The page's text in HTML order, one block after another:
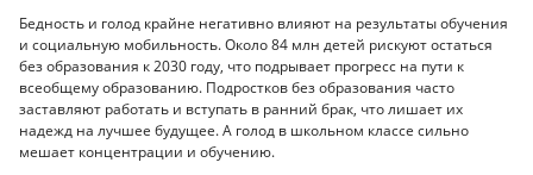
Бедность и голод крайне негативно влияют на результаты обучения
и социальную мобильность. Около 84 млн детей рискуют остаться
без образования к 2030 году, что подрывает прогресс на пути к
всеобщему образованию. Подростков без образования часто
заставляют работать и вступать в ранний брак, что лишает их
надежд на лучшее будущее. А голод в школьном классе сильно
мешает концентрации и обучению.